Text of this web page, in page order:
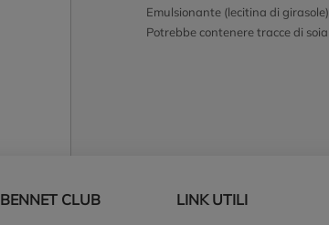
Emulsionante (lecitina di girasole)
Potrebbe contenere tracce di soia
BENNET CLUB LINK UTILI